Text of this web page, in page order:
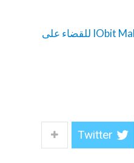
مراجعة برنامج IObit Malware Fighter 8 للقضاء على
Twitter